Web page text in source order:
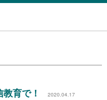
育で！ 2020.04.17